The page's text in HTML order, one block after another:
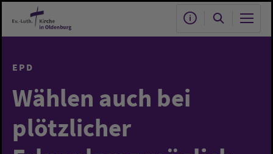
Zum Hauptinhalt springen
EPD
Wählen auch bei
plötzlicher